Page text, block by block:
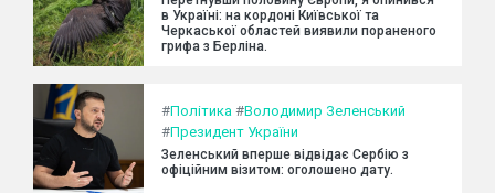
в Україні: на кордоні Київської та
Черкаської областей виявили пораненого
грифа з Берліна.
#Політика #Володимир Зеленський
#Президент України
Зеленський вперше відвідає Сербію з
офіційним візитом: оголошено дату.